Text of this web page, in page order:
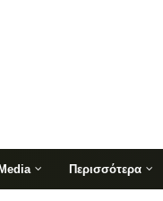
Περισσότερα